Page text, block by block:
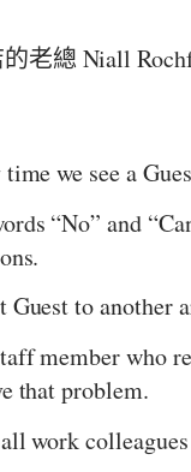
老總 Niall
we see a
“No” and
Guest to another
member who
that problem.
work